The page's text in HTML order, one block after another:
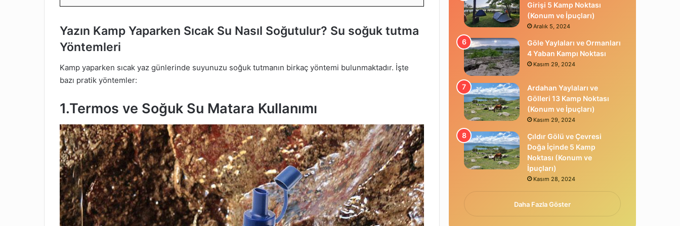
Yazın Kamp Yaparken Sıcak Su Nasıl Soğutulur? Su soğuk tutma
Yöntemleri
Kamp yaparken sıcak yaz günlerinde suyunuzu soğuk tutmanın birkaç yöntemi bulunmaktadır. İşte
bazı pratik yöntemler:
1.Termos ve Soğuk Su Matara Kullanımı
Girişi 5 Kamp Noktası
(Konum ve İpuçları)
Aralık 5, 2024
Göle Yaylaları ve Ormanları
4 Yaban Kampı Noktası
Kasım 29, 2024
Ardahan Yaylaları ve
Gölleri 13 Kamp Noktası
(Konum ve İpuçları)
Kasım 29, 2024
Çıldır Gölü ve Çevresi
Doğa İçinde 5 Kamp
Noktası (Konum ve
İpuçları)
Kasım 28, 2024
Daha Fazla Göster